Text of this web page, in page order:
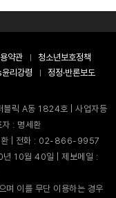
약관
청소년보호정책
리강령
정정·반론보도
블릭 A동 1824호 | 사업자등
: 명세환
환 | 전화 : 02-866-9957
10월 40일 | 제보메일 :
며 이를 무단 이용하는 경우